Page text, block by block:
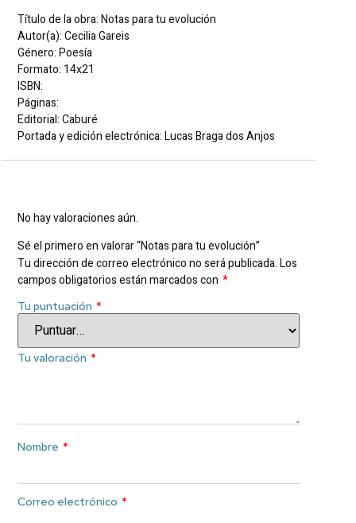
Título de la obra: Notas para tu evolución
Autor(a): Cecilia Gareis
Género: Poesía
Formato: 14x21
ISBN:
Páginas:
Editorial: Caburé
Portada y edición electrónica: Lucas Braga dos Anjos
No hay valoraciones aún.
Sé el primero en valorar “Notas para tu evolución”
Tu dirección de correo electrónico no será publicada.Los
campos obligatorios están marcados con *
Tu puntuación *
Tu valoración *
Nombre *
Correo electrónico *